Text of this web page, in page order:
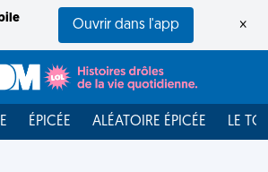
Ouvrir dans l'app ×
ÉPICÉE ALÉATOIRE ÉPICÉE LE